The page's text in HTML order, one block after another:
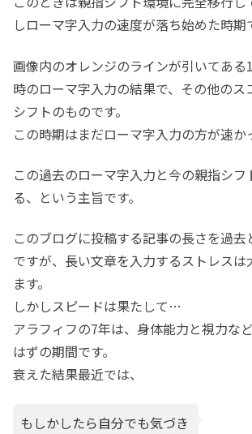
指シフトは入力方式とい
式」
後日追記
しローマ字入力の速度が落ち始めた時期
画像内のオレンジのラインが引いてある
時のローマ字入力の結果で、その他のス
シフトのものです。
この時期はまだローマ字入力の方が速か
この過去のローマ字入力と今の親指シフ
る、という主旨です。
このブログに投稿する記事の長さを過去
ですが、長い文章を入力するストレスは
ます。
しかしスピードは果たして…
アラフィフの7年は、身体能力と視力な
はずの期間です。
衰えた結果最近では、
もしかしたら自分でも気づき